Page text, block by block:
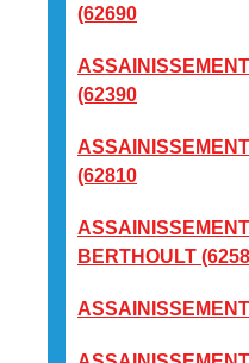
(62690
(62390
(62810
BERTHOULT